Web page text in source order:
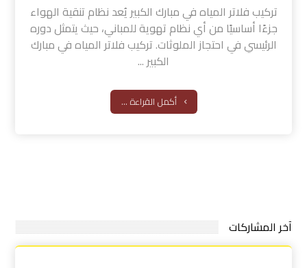
تركيب فلاتر المياه في مبارك الكبير يُعد نظام تنقية الهواء
جزءًا أساسيًا من أي نظام تهوية للمباني، حيث يتمثل دوره
الرئيسي في احتجاز الملوثات. تركيب فلاتر المياه في مبارك
الكبير ...
أكمل القراءة ...
آخر المشاركات